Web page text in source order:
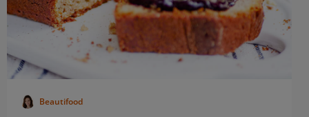
Beautifood